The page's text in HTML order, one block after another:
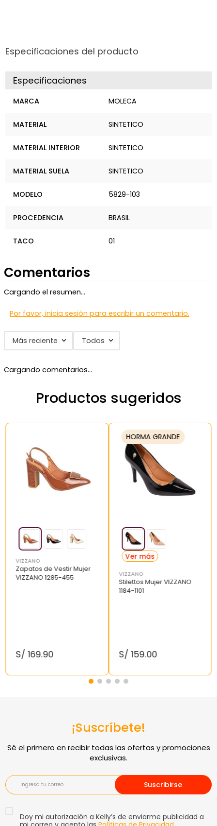
Especificaciones del producto
Especificaciones
MARCA MOLECA
MATERIAL SINTETICO
MATERIAL INTERIOR SINTETICO
MATERIAL SUELA SINTETICO
MODELO 5829-103
PROCEDENCIA BRASIL
TACO 01
Comentarios
Cargando el resumen…
Por favor, inicia sesión para escribir un comentario.
Más reciente Todos
Cargando comentarios…
Productos sugeridos
VIZZANO
Zapatos de Vestir Mujer
VIZZANO 1285-455
S/ 169.90
HORMA GRANDE
VIZZANO
Stilettos Mujer VIZZANO
1184-1101
S/ 159.00
¡Suscríbete!
Suscribirse
Doy mi autorización a Kelly’s de enviarme publicidad a